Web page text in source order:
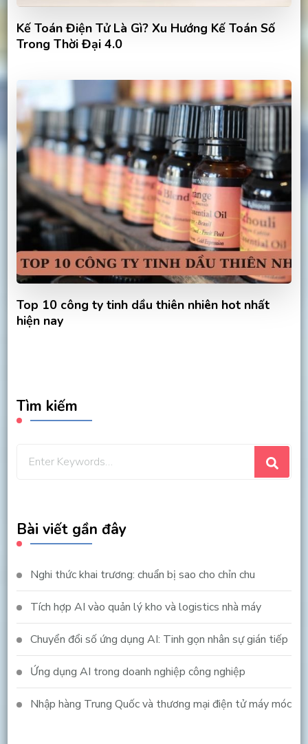
Kế Toán Điện Tử Là Gì? Xu Hướng Kế Toán Số
Trong Thời Đại 4.0
Top 10 công ty tinh dầu thiên nhiên hot nhất
hiện nay
Tìm kiếm
Bài viết gần đây
Nghi thức khai trương: chuẩn bị sao cho chỉn chu
Tích hợp AI vào quản lý kho và logistics nhà máy
Chuyển đổi số ứng dụng AI: Tinh gọn nhân sự gián tiếp
Ứng dụng AI trong doanh nghiệp công nghiệp
Nhập hàng Trung Quốc và thương mại điện tử máy móc